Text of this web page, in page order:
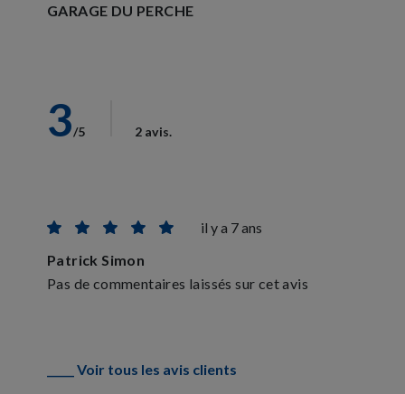
GARAGE DU PERCHE
3/5 2 avis.
il y a 7 ans
Patrick Simon
Pas de commentaires laissés sur cet avis
_____ Voir tous les avis clients